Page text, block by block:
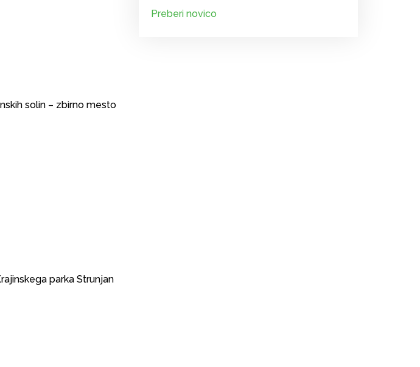
solin – zbirno mesto
parka Strunjan
Preberi novico